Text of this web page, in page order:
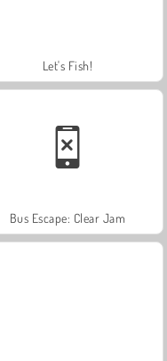
Let's Fish!
Bus Escape: Clear Jam